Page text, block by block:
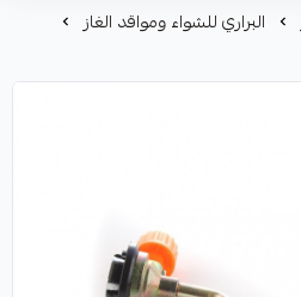
البراري للشواء ومواقد الغاز